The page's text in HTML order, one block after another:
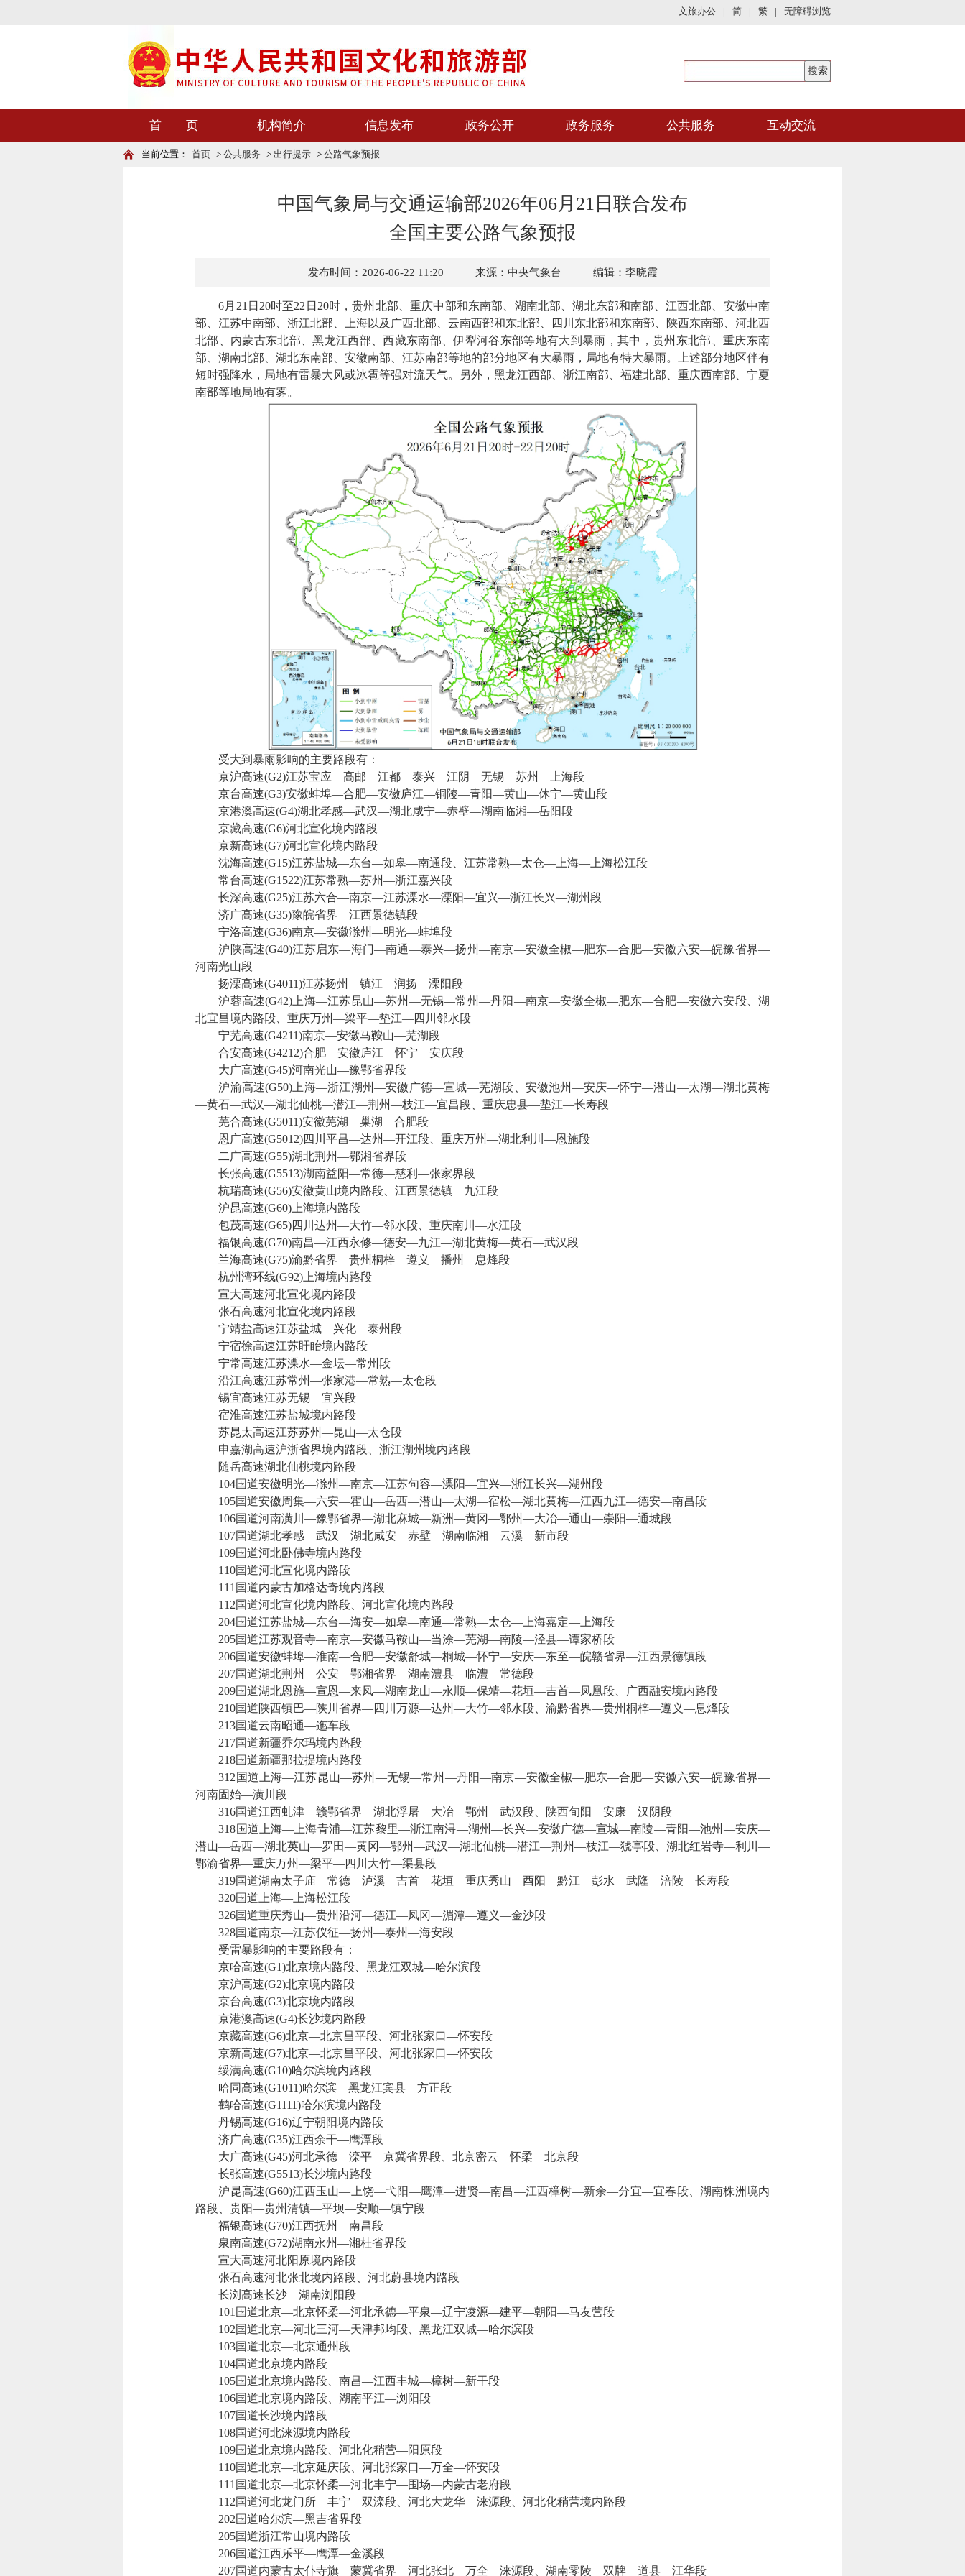
文旅办公 | 简 | 繁 | 无障碍浏览
首 页 机构简介 信息发布 政务公开 政务服务 公共服务 互动交流
当前位置： 首页 > 公共服务 > 出行提示 > 公路气象预报
中国气象局与交通运输部2026年06月21日联合发布
全国主要公路气象预报
发布时间：2026-06-22 11:20 来源：中央气象台 编辑：李晓霞
6月21日20时至22日20时，贵州北部、重庆中部和东南部、湖南北部、湖北东部和南部、江西北部、安徽中南
部、江苏中南部、浙江北部、上海以及广西北部、云南西部和东北部、四川东北部和东南部、陕西东南部、河北西
北部、内蒙古东北部、黑龙江西部、西藏东南部、伊犁河谷东部等地有大到暴雨，其中，贵州东北部、重庆东南
部、湖南北部、湖北东南部、安徽南部、江苏南部等地的部分地区有大暴雨，局地有特大暴雨。上述部分地区伴有
短时强降水，局地有雷暴大风或冰雹等强对流天气。另外，黑龙江西部、浙江南部、福建北部、重庆西南部、宁夏
南部等地局地有雾。
受大到暴雨影响的主要路段有：
京沪高速(G2)江苏宝应—高邮—江都—泰兴—江阴—无锡—苏州—上海段
京台高速(G3)安徽蚌埠—合肥—安徽庐江—铜陵—青阳—黄山—休宁—黄山段
京港澳高速(G4)湖北孝感—武汉—湖北咸宁—赤壁—湖南临湘—岳阳段
京藏高速(G6)河北宣化境内路段
京新高速(G7)河北宣化境内路段
沈海高速(G15)江苏盐城—东台—如皋—南通段、江苏常熟—太仓—上海—上海松江段
常台高速(G1522)江苏常熟—苏州—浙江嘉兴段
长深高速(G25)江苏六合—南京—江苏溧水—溧阳—宜兴—浙江长兴—湖州段
济广高速(G35)豫皖省界—江西景德镇段
宁洛高速(G36)南京—安徽滁州—明光—蚌埠段
沪陕高速(G40)江苏启东—海门—南通—泰兴—扬州—南京—安徽全椒—肥东—合肥—安徽六安—皖豫省界—
河南光山段
扬溧高速(G4011)江苏扬州—镇江—润扬—溧阳段
沪蓉高速(G42)上海—江苏昆山—苏州—无锡—常州—丹阳—南京—安徽全椒—肥东—合肥—安徽六安段、湖
北宜昌境内路段、重庆万州—梁平—垫江—四川邻水段
宁芜高速(G4211)南京—安徽马鞍山—芜湖段
合安高速(G4212)合肥—安徽庐江—怀宁—安庆段
大广高速(G45)河南光山—豫鄂省界段
沪渝高速(G50)上海—浙江湖州—安徽广德—宣城—芜湖段、安徽池州—安庆—怀宁—潜山—太湖—湖北黄梅
—黄石—武汉—湖北仙桃—潜江—荆州—枝江—宜昌段、重庆忠县—垫江—长寿段
芜合高速(G5011)安徽芜湖—巢湖—合肥段
恩广高速(G5012)四川平昌—达州—开江段、重庆万州—湖北利川—恩施段
二广高速(G55)湖北荆州—鄂湘省界段
长张高速(G5513)湖南益阳—常德—慈利—张家界段
杭瑞高速(G56)安徽黄山境内路段、江西景德镇—九江段
沪昆高速(G60)上海境内路段
包茂高速(G65)四川达州—大竹—邻水段、重庆南川—水江段
福银高速(G70)南昌—江西永修—德安—九江—湖北黄梅—黄石—武汉段
兰海高速(G75)渝黔省界—贵州桐梓—遵义—播州—息烽段
杭州湾环线(G92)上海境内路段
宣大高速河北宣化境内路段
张石高速河北宣化境内路段
宁靖盐高速江苏盐城—兴化—泰州段
宁宿徐高速江苏盱眙境内路段
宁常高速江苏溧水—金坛—常州段
沿江高速江苏常州—张家港—常熟—太仓段
锡宜高速江苏无锡—宜兴段
宿淮高速江苏盐城境内路段
苏昆太高速江苏苏州—昆山—太仓段
申嘉湖高速沪浙省界境内路段、浙江湖州境内路段
随岳高速湖北仙桃境内路段
104国道安徽明光—滁州—南京—江苏句容—溧阳—宜兴—浙江长兴—湖州段
105国道安徽周集—六安—霍山—岳西—潜山—太湖—宿松—湖北黄梅—江西九江—德安—南昌段
106国道河南潢川—豫鄂省界—湖北麻城—新洲—黄冈—鄂州—大冶—通山—崇阳—通城段
107国道湖北孝感—武汉—湖北咸安—赤壁—湖南临湘—云溪—新市段
109国道河北卧佛寺境内路段
110国道河北宣化境内路段
111国道内蒙古加格达奇境内路段
112国道河北宣化境内路段、河北宣化境内路段
204国道江苏盐城—东台—海安—如皋—南通—常熟—太仓—上海嘉定—上海段
205国道江苏观音寺—南京—安徽马鞍山—当涂—芜湖—南陵—泾县—谭家桥段
206国道安徽蚌埠—淮南—合肥—安徽舒城—桐城—怀宁—安庆—东至—皖赣省界—江西景德镇段
207国道湖北荆州—公安—鄂湘省界—湖南澧县—临澧—常德段
209国道湖北恩施—宣恩—来凤—湖南龙山—永顺—保靖—花垣—吉首—凤凰段、广西融安境内路段
210国道陕西镇巴—陕川省界—四川万源—达州—大竹—邻水段、渝黔省界—贵州桐梓—遵义—息烽段
213国道云南昭通—迤车段
217国道新疆乔尔玛境内路段
218国道新疆那拉提境内路段
312国道上海—江苏昆山—苏州—无锡—常州—丹阳—南京—安徽全椒—肥东—合肥—安徽六安—皖豫省界—
河南固始—潢川段
316国道江西虬津—赣鄂省界—湖北浮屠—大冶—鄂州—武汉段、陕西旬阳—安康—汉阴段
318国道上海—上海青浦—江苏黎里—浙江南浔—湖州—长兴—安徽广德—宣城—南陵—青阳—池州—安庆—
潜山—岳西—湖北英山—罗田—黄冈—鄂州—武汉—湖北仙桃—潜江—荆州—枝江—猇亭段、湖北红岩寺—利川—
鄂渝省界—重庆万州—梁平—四川大竹—渠县段
319国道湖南太子庙—常德—泸溪—吉首—花垣—重庆秀山—酉阳—黔江—彭水—武隆—涪陵—长寿段
320国道上海—上海松江段
326国道重庆秀山—贵州沿河—德江—凤冈—湄潭—遵义—金沙段
328国道南京—江苏仪征—扬州—泰州—海安段
受雷暴影响的主要路段有：
京哈高速(G1)北京境内路段、黑龙江双城—哈尔滨段
京沪高速(G2)北京境内路段
京台高速(G3)北京境内路段
京港澳高速(G4)长沙境内路段
京藏高速(G6)北京—北京昌平段、河北张家口—怀安段
京新高速(G7)北京—北京昌平段、河北张家口—怀安段
绥满高速(G10)哈尔滨境内路段
哈同高速(G1011)哈尔滨—黑龙江宾县—方正段
鹤哈高速(G1111)哈尔滨境内路段
丹锡高速(G16)辽宁朝阳境内路段
济广高速(G35)江西余干—鹰潭段
大广高速(G45)河北承德—滦平—京冀省界段、北京密云—怀柔—北京段
长张高速(G5513)长沙境内路段
沪昆高速(G60)江西玉山—上饶—弋阳—鹰潭—进贤—南昌—江西樟树—新余—分宜—宜春段、湖南株洲境内
路段、贵阳—贵州清镇—平坝—安顺—镇宁段
福银高速(G70)江西抚州—南昌段
泉南高速(G72)湖南永州—湘桂省界段
宣大高速河北阳原境内路段
张石高速河北张北境内路段、河北蔚县境内路段
长浏高速长沙—湖南浏阳段
101国道北京—北京怀柔—河北承德—平泉—辽宁凌源—建平—朝阳—马友营段
102国道北京—河北三河—天津邦均段、黑龙江双城—哈尔滨段
103国道北京—北京通州段
104国道北京境内路段
105国道北京境内路段、南昌—江西丰城—樟树—新干段
106国道北京境内路段、湖南平江—浏阳段
107国道长沙境内路段
108国道河北涞源境内路段
109国道北京境内路段、河北化稍营—阳原段
110国道北京—北京延庆段、河北张家口—万全—怀安段
111国道北京—北京怀柔—河北丰宁—围场—内蒙古老府段
112国道河北龙门所—丰宁—双滦段、河北大龙华—涞源段、河北化稍营境内路段
202国道哈尔滨—黑吉省界段
205国道浙江常山境内路段
206国道江西乐平—鹰潭—金溪段
207国道内蒙古太仆寺旗—蒙冀省界—河北张北—万全—涞源段、湖南零陵—双牌—道县—江华段